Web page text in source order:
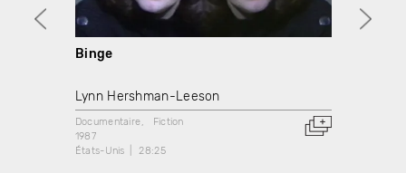
Binge
Lynn Hershman-Leeson
Documentaire
Fiction
1987
États-Unis
28:25